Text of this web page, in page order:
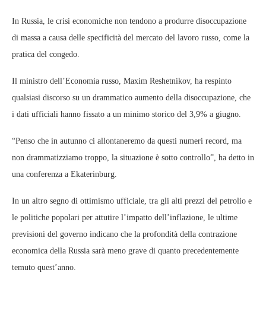
In Russia, le crisi economiche non tendono a produrre disoccupazione
di massa a causa delle specificità del mercato del lavoro russo, come la
pratica del congedo.
Il ministro dell’Economia russo, Maxim Reshetnikov, ha respinto
qualsiasi discorso su un drammatico aumento della disoccupazione, che
i dati ufficiali hanno fissato a un minimo storico del 3,9% a giugno.
“Penso che in autunno ci allontaneremo da questi numeri record, ma
non drammatizziamo troppo, la situazione è sotto controllo”, ha detto in
una conferenza a Ekaterinburg.
In un altro segno di ottimismo ufficiale, tra gli alti prezzi del petrolio e
le politiche popolari per attutire l’impatto dell’inflazione, le ultime
previsioni del governo indicano che la profondità della contrazione
economica della Russia sarà meno grave di quanto precedentemente
temuto quest’anno.